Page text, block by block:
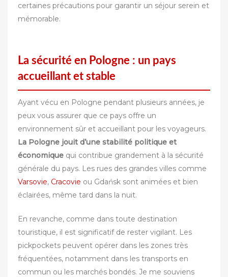
certaines précautions pour garantir un séjour serein et
mémorable.
La sécurité en Pologne : un pays
accueillant et stable
Ayant vécu en Pologne pendant plusieurs années, je
peux vous assurer que ce pays offre un
environnement sûr et accueillant pour les voyageurs.
La Pologne jouit d’une stabilité politique et
économique qui contribue grandement à la sécurité
générale du pays. Les rues des grandes villes comme
Varsovie, Cracovie ou Gdańsk sont animées et bien
éclairées, même tard dans la nuit.
En revanche, comme dans toute destination
touristique, il est significatif de rester vigilant. Les
pickpockets peuvent opérer dans les zones très
fréquentées, notamment dans les transports en
commun ou les marchés bondés. Je me souviens